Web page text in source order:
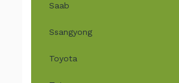
Saab
Ssangyong
Toyota